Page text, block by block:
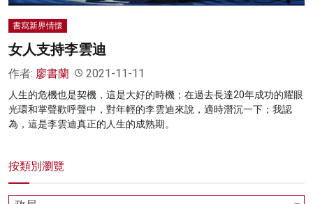
書寫新界情懷
女人支持李雲迪
作者: 廖書蘭 2021-11-11
人生的危機也是契機，這是大好的時機；在過去長達20年成功的耀眼
光環和掌聲歡呼聲中，對年輕的李雲迪來說，適時潛沉一下；我認
為，這是李雲迪真正的人生的成熟期。
按類別瀏覽